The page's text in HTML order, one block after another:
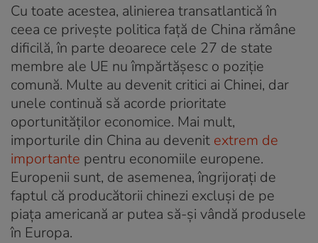
Cu toate acestea, alinierea transatlantică în
ceea ce privește politica față de China rămâne
dificilă, în parte deoarece cele 27 de state
membre ale UE nu împărtășesc o poziție
comună. Multe au devenit critici ai Chinei, dar
unele continuă să acorde prioritate
oportunităților economice. Mai mult,
importurile din China au devenit extrem de
importante pentru economiile europene.
Europenii sunt, de asemenea, îngrijorați de
faptul că producătorii chinezi excluși de pe
piața americană ar putea să-și vândă produsele
în Europa.